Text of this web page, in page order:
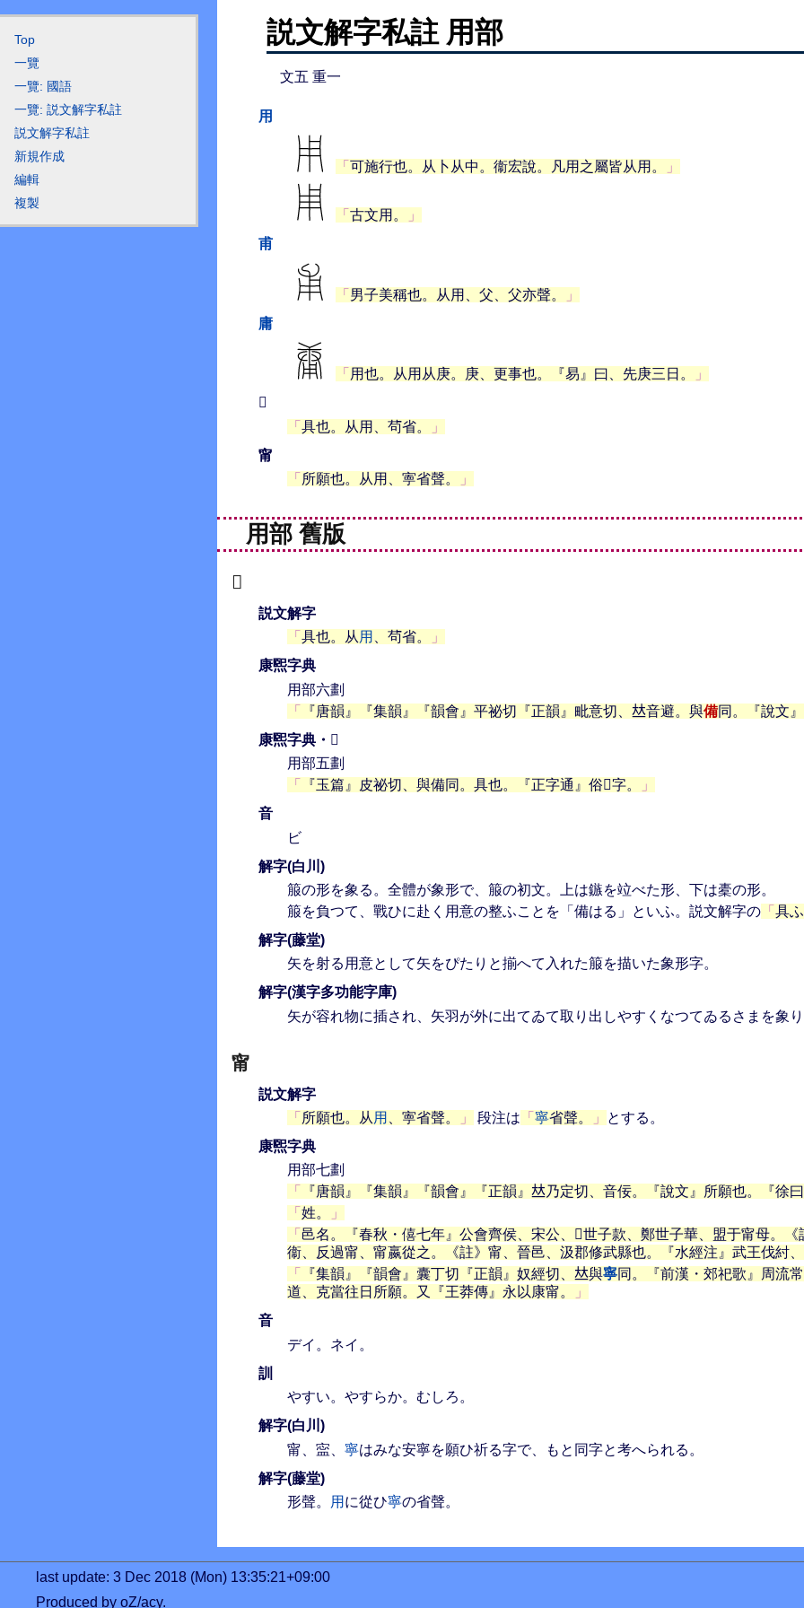
説文解字私註 用部
文五 重一
用
可施行也。从卜从中。衞宏說。凡用之屬皆从用。
古文用。
甫
男子美稱也。从用、父、父亦聲。
庸
用也。从用从庚。庚、更事也。『易』曰、先庚三日。
𤰈
具也。从用、茍省。
甯
所願也。从用、寕省聲。
用部 舊版
𤰈
説文解字
具也。从 用
、茍省。
康煕字典
用部六劃
『唐韻』『集韻』『韻會』平祕切『正韻』毗意切、𠀤音避。與備同。『說文
康煕字典・𤰇
用部五劃
『玉篇』皮祕切、與備同。具也。『正字通』俗𤰈字。
音
ビ
解字(白川)
箙の形を象る。全體が象形で、箙の初文。上は鏃を竝べた形、下は橐の形。
箙を負つて、戰ひに赴く用意の整ふことを「備はる」といふ。説文解字の
具
解字(藤堂)
矢を射る用意として矢をぴたりと揃へて入れた箙を描いた象形字。
解字(漢字多功能字庫)
矢が容れ物に插され、矢羽が外に出てゐて取り出しやすくなつてゐるさまを象
甯
説文解字
所願也。从 用 、寕省聲。 段注は 寧省聲。
とする。
康煕字典
用部七劃
『唐韻』『集韻』『韻會』『正韻』𠀤乃定切、音佞。『說文』所願也。『徐
姓。
邑名。『春秋・僖七年』公會齊侯、宋公、𨻰世子款、鄭世子華、盟于甯母。
衞、反過甯、甯嬴從之。《註》甯、晉邑、汲郡修武縣也。『水經注』武王伐紂
『集韻』『韻會』囊丁切『正韻』奴經切、𠀤與寧同。『前漢・郊祀歌』周流
道、克當往日所願。又『王莽傳』永以康甯。
音
デイ。ネイ。
訓
やすい。やすらか。むしろ。
解字(白川)
甯、寍、 寧はみな安寧を願ひ祈る字で、もと同字と考へられる。
解字(藤堂)
形聲。
用 に從ひ寧の省聲。
Top
一覽
一覽: 國語
一覽: 説文解字私註
説文解字私註
新規作成
編輯
複製
last update: 3 Dec 2018 (Mon) 13:35:21+09:00
Produced by oZ/acy.